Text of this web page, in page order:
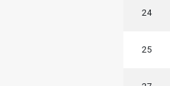
24
25